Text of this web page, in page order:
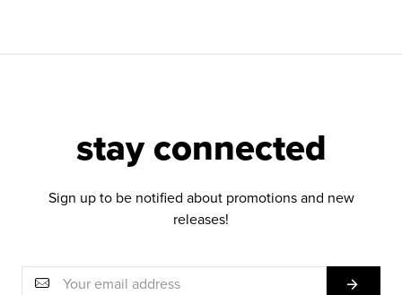
stay connected
Sign up to be notified about promotions and new
releases!